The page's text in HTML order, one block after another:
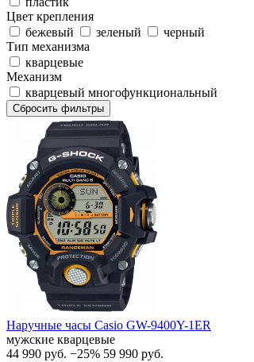
Цвет крепления
бежевый
зеленый
черный
Тип механизма
кварцевые
Механизм
кварцевый многофункциональный
Сбросить фильтры
Наручные часы Casio GW-9400Y-1ER
мужские кварцевые
44 990 руб. −25% 59 990 руб.